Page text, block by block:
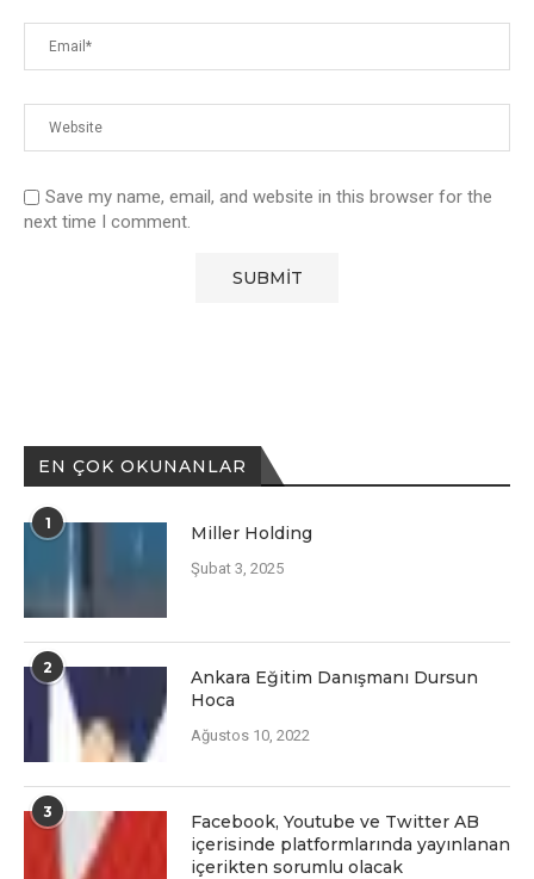
Save my name, email, and website in this browser for the
next time I comment.
EN ÇOK OKUNANLAR
1 Miller Holding
Şubat 3, 2025
2
Ankara Eğitim Danışmanı Dursun
Hoca
Ağustos 10, 2022
3
Facеbook, Youtubе vе Twittеr AB
içеrisindе platformlarında yayınlanan
içеriktеn sorumlu olacak